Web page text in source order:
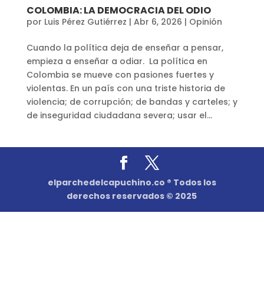
COLOMBIA: LA DEMOCRACIA DEL ODIO
por Luis Pérez Gutiérrez | Abr 6, 2026 | Opinión
Cuando la política deja de enseñar a pensar,
empieza a enseñar a odiar. La política en
Colombia se mueve con pasiones fuertes y
violentas. En un país con una triste historia de
violencia; de corrupción; de bandas y carteles; y
de inseguridad ciudadana severa; usar el...
elparchedelcapuchino.co ® Todos los
derechos reservados © 2025